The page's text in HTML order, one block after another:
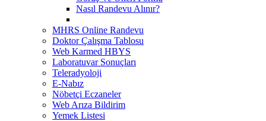
Nasıl Randevu Alınır?
MHRS Online Randevu
Doktor Çalışma Tablosu
Web Karmed HBYS
Laboratuvar Sonuçları
Teleradyoloji
E-Nabız
Nöbetçi Eczaneler
Web Arıza Bildirim
Yemek Listesi